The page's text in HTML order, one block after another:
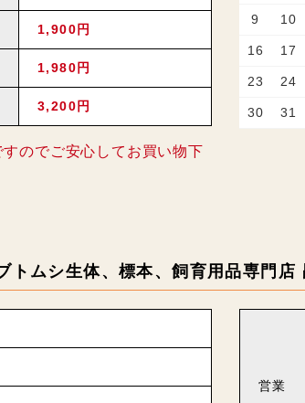
1,900円
1,980円
3,200円
のでご安心してお買い物下
9 10
16 17
23 24
30 31
トムシ生体、標本、飼育用品専門
営業